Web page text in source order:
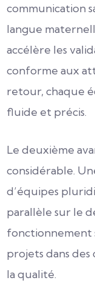
communication
langue
accélère les
conforme aux
retour, chaque
fluide et précis.
Le deuxième
considérable.
d’équipes
parallèle sur le
projets dans des
la qualité.